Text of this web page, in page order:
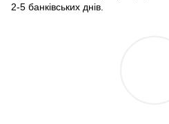
2-5 банківських днів.